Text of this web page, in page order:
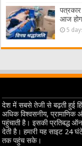
पत्रकार
आज
5
देश में सबसे तेजी से बढ़ती हुई
अधिक विश्वसनीय, प्रामाणिक
पहुंचाती है। इसकी प्रतिबद्ध
देती है। हमारी यह साइट 24
तक पहुंच सके।